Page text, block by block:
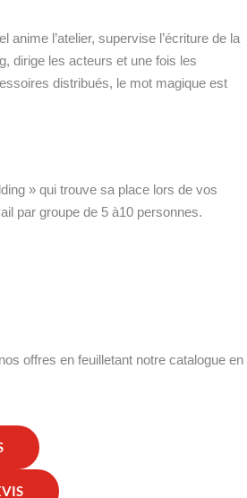
anime l’atelier, supervise l’écriture de la
dirige les acteurs et une fois les
distribués, le mot magique est
» qui trouve sa place lors de vos
par groupe de 5 à10 personnes.
offres en feuilletant notre catalogue en